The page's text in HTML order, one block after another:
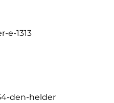
e-1313
den-helder